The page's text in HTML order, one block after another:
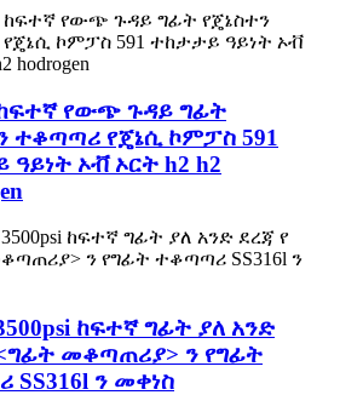
የውጭ ጉዳይ ግፊት
ተቆጣጣሪ የጄኔሲ ኮምፓስ 591
ዓይነት ኦቭ ኦርት h2 h2
ከፍተኛ ግፊት ያለ አንድ
መቆጣጠሪያ> ን የግፊት
SS316l ን መቀነስ